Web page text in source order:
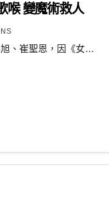
喉 變魔術救人
、崔聖恩，因《女…